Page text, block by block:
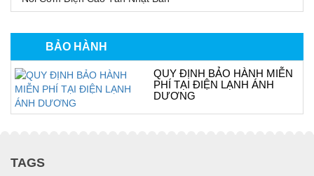
BẢO HÀNH
QUY ĐỊNH BẢO HÀNH MIỄN
PHÍ TẠI ĐIỆN LẠNH ÁNH
DƯƠNG
TAGS